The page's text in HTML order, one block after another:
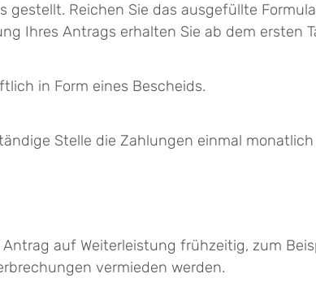
Reichen Sie das ausgefüllte
Ihres Antrags erhalten Sie ab dem ersten
in Form eines Bescheids.
Stelle die Zahlungen einmal
auf Weiterleistung frühzeitig, zum
vermieden werden.